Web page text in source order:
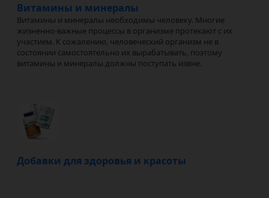
Витамины и минералы
Витамины и минералы необходимы человеку. Многие
жизненно-важные процессы в организме протекают с их
участием. К сожалению, человеческий организм не в
состоянии самостоятельно их вырабатывать, поэтому
витамины и минералы должны поступать извне.
Добавки для здоровья и красоты